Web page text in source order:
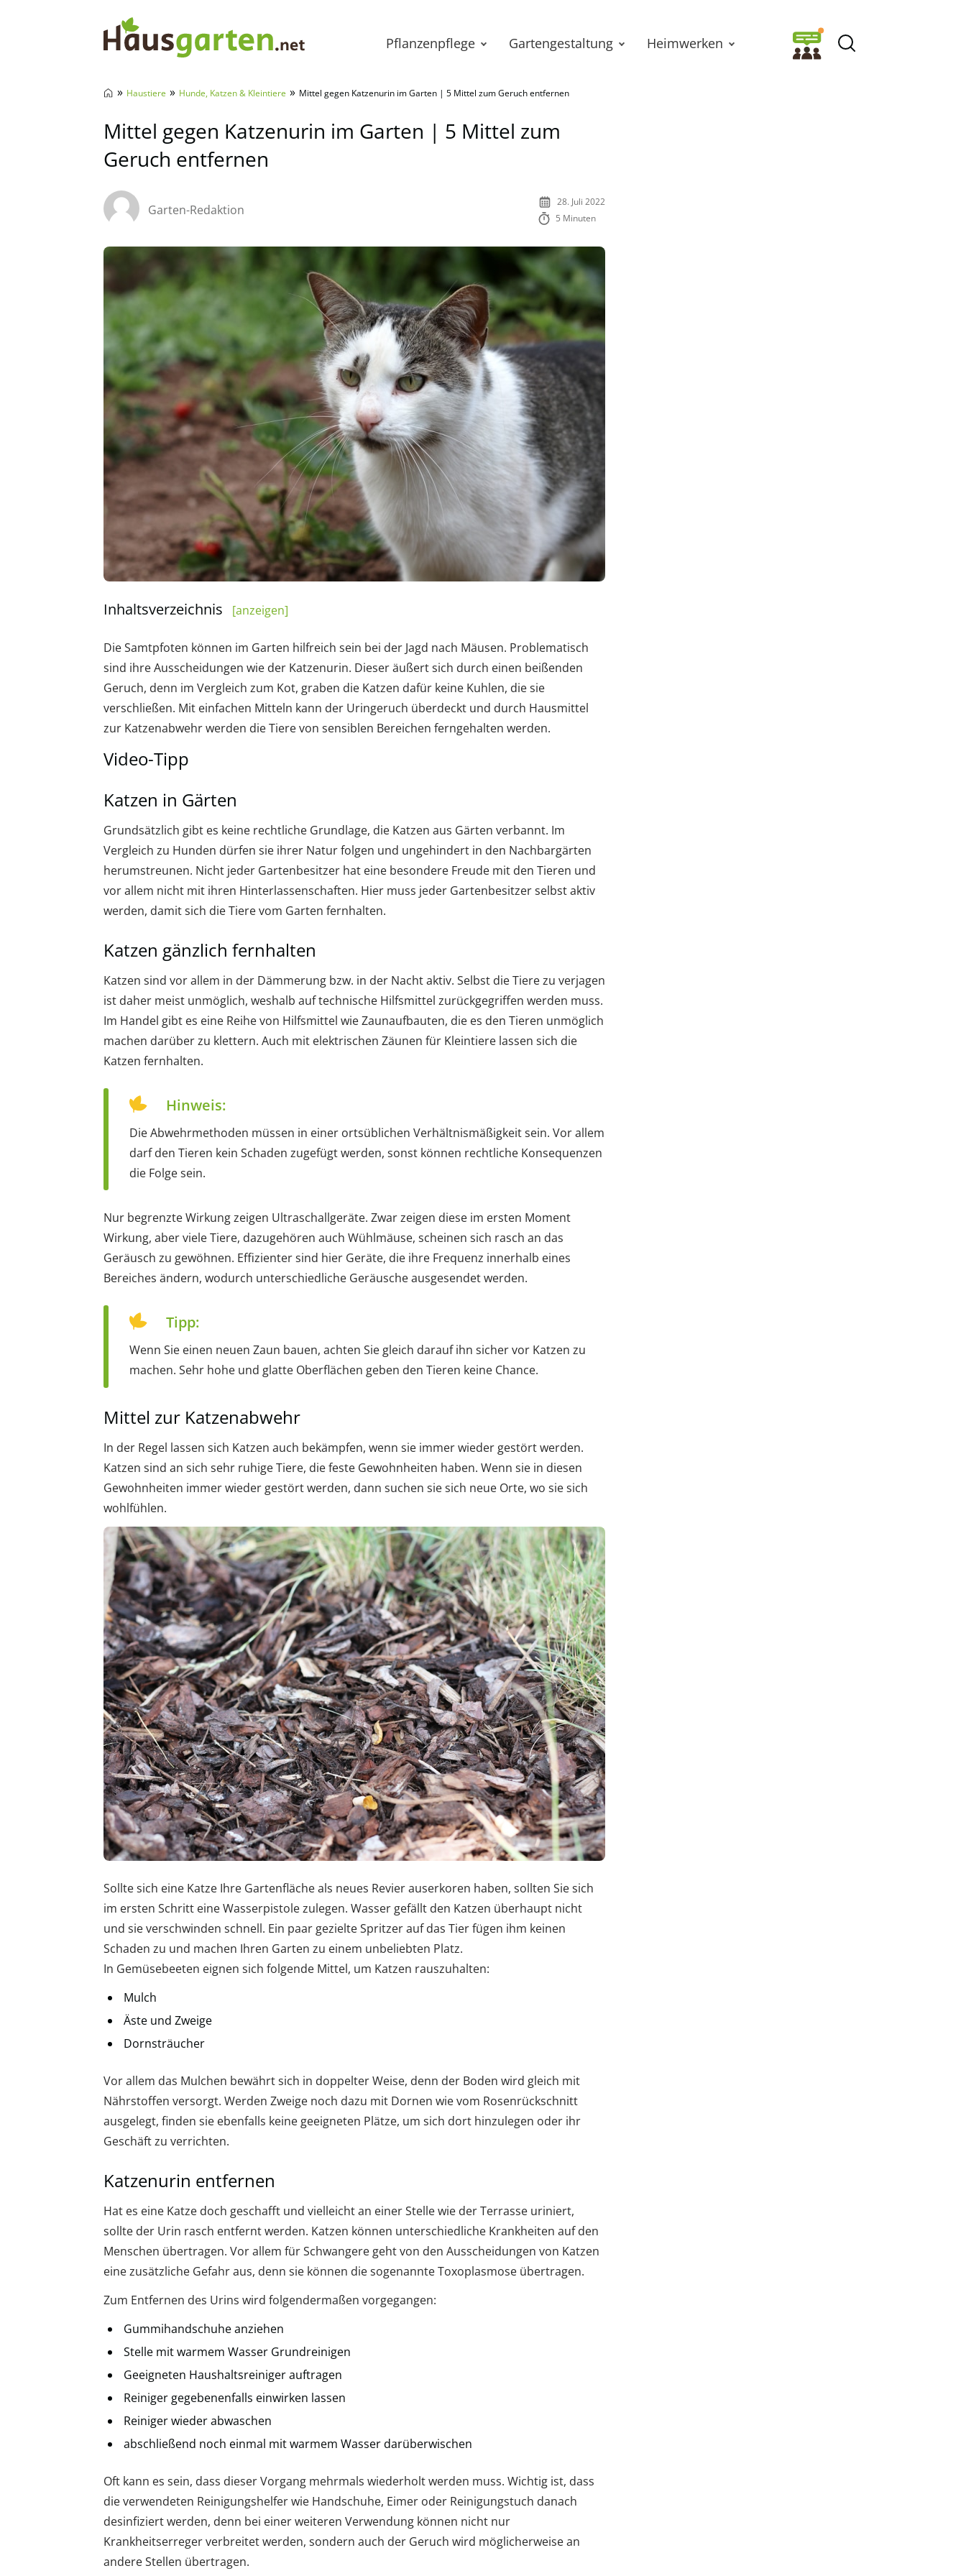
Pflanzenpflege Gartengestaltung Heimwerken
» Haustiere » Hunde, Katzen & Kleintiere » Mittel gegen Katzenurin im Garten | 5 Mittel zum Geruch entfernen
Mittel gegen Katzenurin im Garten | 5 Mittel zum
Geruch entfernen
Garten-Redaktion
28. Juli 2022
5 Minuten
Inhaltsverzeichnis [anzeigen]
Die Samtpfoten können im Garten hilfreich sein bei der Jagd nach Mäusen. Problematisch
sind ihre Ausscheidungen wie der Katzenurin. Dieser äußert sich durch einen beißenden
Geruch, denn im Vergleich zum Kot, graben die Katzen dafür keine Kuhlen, die sie
verschließen. Mit einfachen Mitteln kann der Uringeruch überdeckt und durch Hausmittel
zur Katzenabwehr werden die Tiere von sensiblen Bereichen ferngehalten werden.
Video-Tipp
Katzen in Gärten
Grundsätzlich gibt es keine rechtliche Grundlage, die Katzen aus Gärten verbannt. Im
Vergleich zu Hunden dürfen sie ihrer Natur folgen und ungehindert in den Nachbargärten
herumstreunen. Nicht jeder Gartenbesitzer hat eine besondere Freude mit den Tieren und
vor allem nicht mit ihren Hinterlassenschaften. Hier muss jeder Gartenbesitzer selbst aktiv
werden, damit sich die Tiere vom Garten fernhalten.
Katzen gänzlich fernhalten
Katzen sind vor allem in der Dämmerung bzw. in der Nacht aktiv. Selbst die Tiere zu verjagen
ist daher meist unmöglich, weshalb auf technische Hilfsmittel zurückgegriffen werden muss.
Im Handel gibt es eine Reihe von Hilfsmittel wie Zaunaufbauten, die es den Tieren unmöglich
machen darüber zu klettern. Auch mit elektrischen Zäunen für Kleintiere lassen sich die
Katzen fernhalten.
Hinweis:
Die Abwehrmethoden müssen in einer ortsüblichen Verhältnismäßigkeit sein. Vor allem
darf den Tieren kein Schaden zugefügt werden, sonst können rechtliche Konsequenzen
die Folge sein.
Nur begrenzte Wirkung zeigen Ultraschallgeräte. Zwar zeigen diese im ersten Moment
Wirkung, aber viele Tiere, dazugehören auch Wühlmäuse, scheinen sich rasch an das
Geräusch zu gewöhnen. Effizienter sind hier Geräte, die ihre Frequenz innerhalb eines
Bereiches ändern, wodurch unterschiedliche Geräusche ausgesendet werden.
Tipp:
Wenn Sie einen neuen Zaun bauen, achten Sie gleich darauf ihn sicher vor Katzen zu
machen. Sehr hohe und glatte Oberflächen geben den Tieren keine Chance.
Mittel zur Katzenabwehr
In der Regel lassen sich Katzen auch bekämpfen, wenn sie immer wieder gestört werden.
Katzen sind an sich sehr ruhige Tiere, die feste Gewohnheiten haben. Wenn sie in diesen
Gewohnheiten immer wieder gestört werden, dann suchen sie sich neue Orte, wo sie sich
wohlfühlen.
Sollte sich eine Katze Ihre Gartenfläche als neues Revier auserkoren haben, sollten Sie sich
im ersten Schritt eine Wasserpistole zulegen. Wasser gefällt den Katzen überhaupt nicht
und sie verschwinden schnell. Ein paar gezielte Spritzer auf das Tier fügen ihm keinen
Schaden zu und machen Ihren Garten zu einem unbeliebten Platz.
In Gemüsebeeten eignen sich folgende Mittel, um Katzen rauszuhalten:
Mulch
Äste und Zweige
Dornsträucher
Vor allem das Mulchen bewährt sich in doppelter Weise, denn der Boden wird gleich mit
Nährstoffen versorgt. Werden Zweige noch dazu mit Dornen wie vom Rosenrückschnitt
ausgelegt, finden sie ebenfalls keine geeigneten Plätze, um sich dort hinzulegen oder ihr
Geschäft zu verrichten.
Katzenurin entfernen
Hat es eine Katze doch geschafft und vielleicht an einer Stelle wie der Terrasse uriniert,
sollte der Urin rasch entfernt werden. Katzen können unterschiedliche Krankheiten auf den
Menschen übertragen. Vor allem für Schwangere geht von den Ausscheidungen von Katzen
eine zusätzliche Gefahr aus, denn sie können die sogenannte Toxoplasmose übertragen.
Zum Entfernen des Urins wird folgendermaßen vorgegangen:
Gummihandschuhe anziehen
Stelle mit warmem Wasser Grundreinigen
Geeigneten Haushaltsreiniger auftragen
Reiniger gegebenenfalls einwirken lassen
Reiniger wieder abwaschen
abschließend noch einmal mit warmem Wasser darüberwischen
Oft kann es sein, dass dieser Vorgang mehrmals wiederholt werden muss. Wichtig ist, dass
die verwendeten Reinigungshelfer wie Handschuhe, Eimer oder Reinigungstuch danach
desinfiziert werden, denn bei einer weiteren Verwendung können nicht nur
Krankheitserreger verbreitet werden, sondern auch der Geruch wird möglicherweise an
andere Stellen übertragen.